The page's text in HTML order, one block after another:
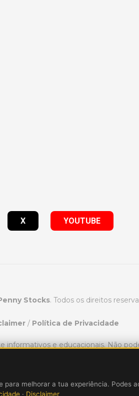
para melhorar a tua experiência. Podes
· Disclaimer
X YOUTUBE
Stocks. Todos os direitos
/ Política de Privacidade
informativos e educacionais. Não
pessoa. Para ganhar dinheiro
a perda de dinheiro. O